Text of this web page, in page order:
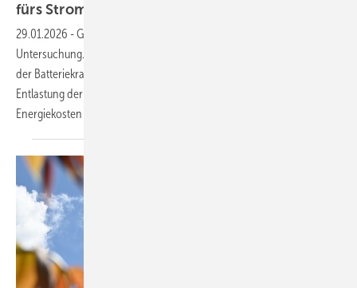
fürs Stromsystem
29.01.2026 -Großspeicher sind systemrelevant, zeigt eine aktuelle
Untersuchung. Allerdings gefährdet falsche Regulierung den Nutzen
der Batteriekraftwerke. Denn die Systeme werden zu wenig zur
Entlastung der Netze, sondern vor allem zur Optimierung der
Energiekosten